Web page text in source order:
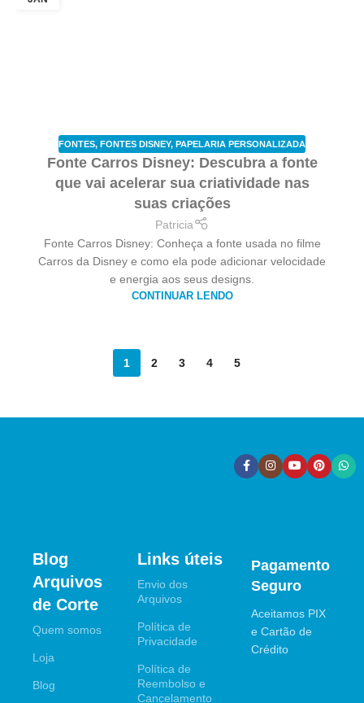
FONTES, FONTES DISNEY, PAPELARIA PERSONALIZADA
Fonte Carros Disney: Descubra a fonte
que vai acelerar sua criatividade nas
suas criações
Patricia
Fonte Carros Disney: Conheça a fonte usada no filme
Carros da Disney e como ela pode adicionar velocidade
e energia aos seus designs.
CONTINUAR LENDO
1 2 3 4 5
Blog
Arquivos
de Corte
Quem somos
Loja
Blog
Links úteis
Envio dos
Arquivos
Política de
Privacidade
Política de
Reembolso e
Cancelamento
Pagamento
Seguro
Aceitamos PIX
e Cartão de
Crédito